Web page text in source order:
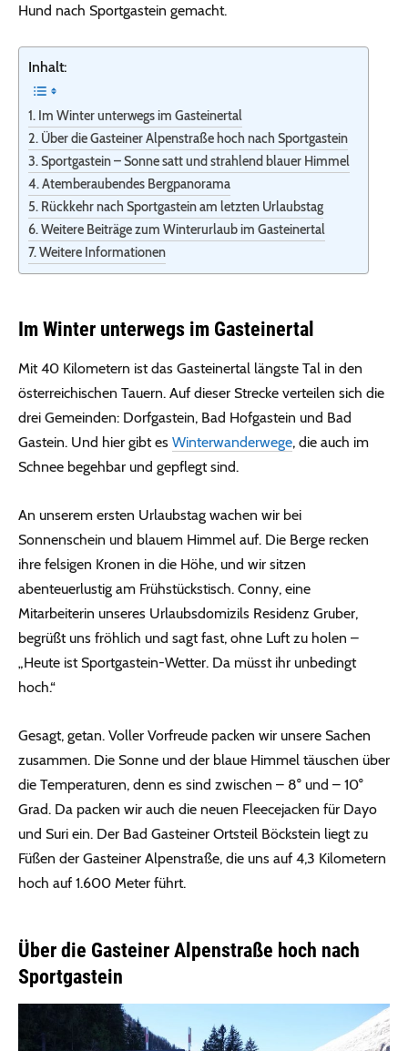
Hund nach Sportgastein gemacht.
Inhalt:
Im Winter unterwegs im Gasteinertal
Über die Gasteiner Alpenstraße hoch nach Sportgastein
Sportgastein – Sonne satt und strahlend blauer Himmel
Atemberaubendes Bergpanorama
Rückkehr nach Sportgastein am letzten Urlaubstag
Weitere Beiträge zum Winterurlaub im Gasteinertal
Weitere Informationen
Im Winter unterwegs im Gasteinertal
Mit 40 Kilometern ist das Gasteinertal längste Tal in den
österreichischen Tauern. Auf dieser Strecke verteilen sich die
drei Gemeinden: Dorfgastein, Bad Hofgastein und Bad
Gastein. Und hier gibt es Winterwanderwege, die auch im
Schnee begehbar und gepflegt sind.
An unserem ersten Urlaubstag wachen wir bei
Sonnenschein und blauem Himmel auf. Die Berge recken
ihre felsigen Kronen in die Höhe, und wir sitzen
abenteuerlustig am Frühstückstisch. Conny, eine
Mitarbeiterin unseres Urlaubsdomizils Residenz Gruber,
begrüßt uns fröhlich und sagt fast, ohne Luft zu holen –
„Heute ist Sportgastein-Wetter. Da müsst ihr unbedingt
hoch.“
Gesagt, getan. Voller Vorfreude packen wir unsere Sachen
zusammen. Die Sonne und der blaue Himmel täuschen über
die Temperaturen, denn es sind zwischen – 8° und – 10°
Grad. Da packen wir auch die neuen Fleecejacken für Dayo
und Suri ein. Der Bad Gasteiner Ortsteil Böckstein liegt zu
Füßen der Gasteiner Alpenstraße, die uns auf 4,3 Kilometern
hoch auf 1.600 Meter führt.
Über die Gasteiner Alpenstraße hoch nach
Sportgastein